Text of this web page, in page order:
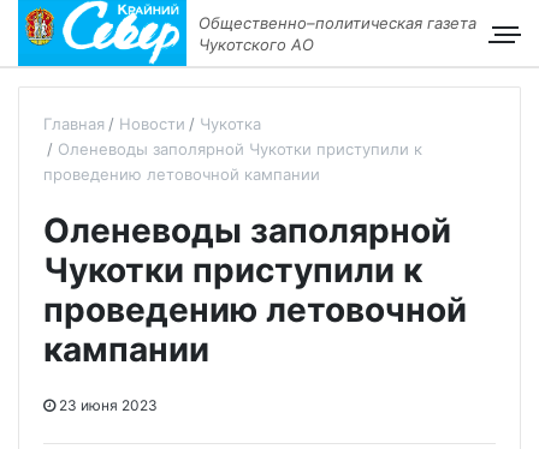
Общественно–политическая газета
Чукотского АО
Главная Новости
Чукотка
Оленеводы заполярной Чукотки приступили к
проведению летовочной кампании
Оленеводы заполярной
Чукотки приступили к
проведению летовочной
кампании
23 июня 2023